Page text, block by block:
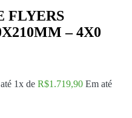
FLYERS
– 4X0
1x de R$1.719,90 Em até